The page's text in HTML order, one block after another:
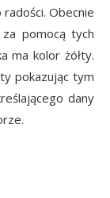
Obecnie
pomocą tych
ma kolor żółty.
pokazując tym
dany